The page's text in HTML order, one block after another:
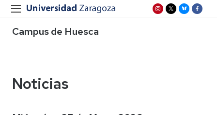
Campus de Huesca
Noticias